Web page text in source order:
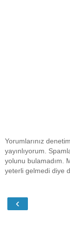
Yorumlarınız
yayınlıyorum.
yolunu bulamadım.
yeterli gelmedi diye
‹